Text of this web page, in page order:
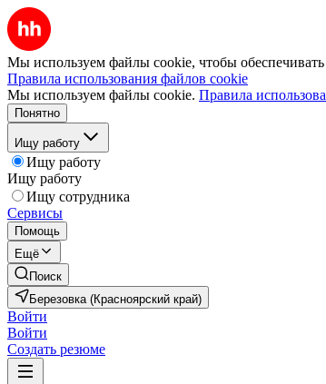
Мы используем файлы cookie, чтобы
Правила использования файлов cookie
Мы используем файлы cookie. Правила
Понятно
Ищу работу
Ищу работу
Ищу работу
Ищу сотрудника
Сервисы
Помощь
Ещё
Поиск
Березовка (Красноярский край)
Войти
Войти
Создать резюме